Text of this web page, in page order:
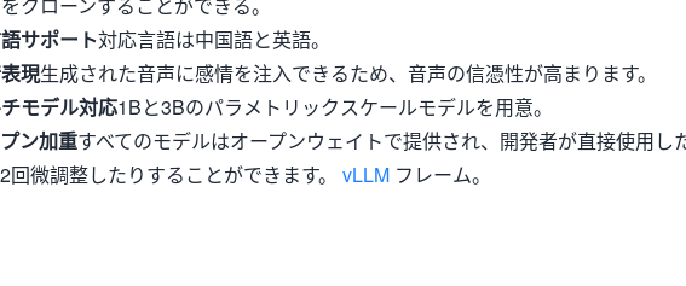
サポート対応言語は中国語と英語。
現生成された音声に感情を注入できるため、音声の信憑性が高まります。
モデル対応1Bと3Bのパラメトリックスケールモデルを用意。
ン加重すべてのモデルはオープンウェイトで提供され、開発者が直接使用し
回微調整したりすることができます。 vLLM フレーム。